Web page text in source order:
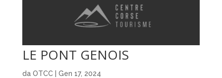
LE PONT GENOIS
da OTCC| Gen 17, 2024